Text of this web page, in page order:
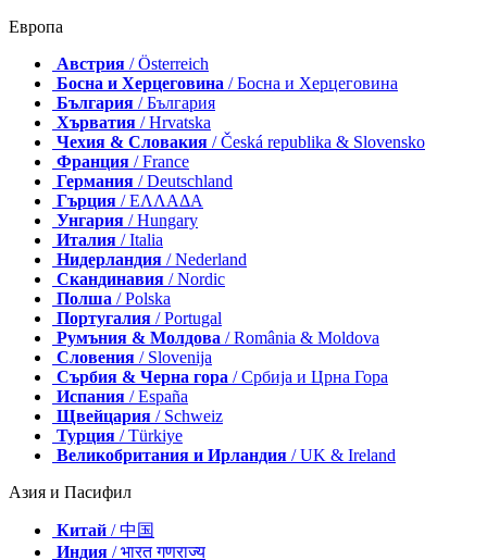
Европа
Австрия / Österreich
Босна и Херцеговина / Босна и Херцеговина
България / България
Хърватия / Hrvatska
Чехия & Словакия / Česká republika & Slovensko
Франция / France
Германия / Deutschland
Гърция / ΕΛΛΑΔΑ
Унгария / Hungary
Италия / Italia
Нидерландия / Nederland
Скандинавия / Nordic
Полша / Polska
Португалия / Portugal
Румъния & Молдова / România & Moldova
Словения / Slovenija
Сърбия & Черна гора / Србија и Црна Гора
Испания / España
Щвейцария / Schweiz
Турция / Türkiye
Великобритания и Ирландия / UK & Ireland
Азия и Пасифил
Китай / 中国
Индия / भारत गणराज्य